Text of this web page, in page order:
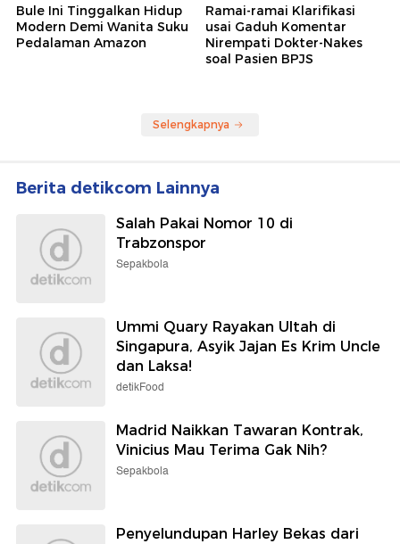
Bule Ini Tinggalkan Hidup
Modern Demi Wanita Suku
Pedalaman Amazon
Ramai-ramai Klarifikasi
usai Gaduh Komentar
Nirempati Dokter-Nakes
soal Pasien BPJS
Selengkapnya
Berita detikcom Lainnya
Salah Pakai Nomor 10 di
Trabzonspor
Sepakbola
Ummi Quary Rayakan Ultah di
Singapura, Asyik Jajan Es Krim Uncle
dan Laksa!
detikFood
Madrid Naikkan Tawaran Kontrak,
Vinicius Mau Terima Gak Nih?
Sepakbola
Penyelundupan Harley Bekas dari